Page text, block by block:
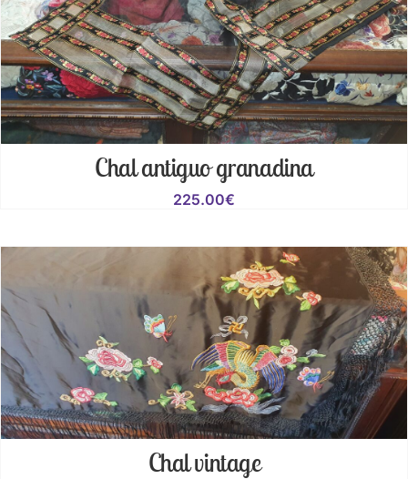
Chal antiguo granadina
225.00€
Chal vintage